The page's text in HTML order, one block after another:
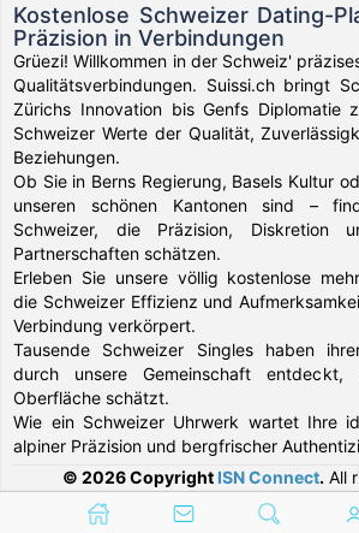
Kostenlose Schweizer Dating-
Präzision in Verbindungen
Grüezi! Willkommen in der Schweiz'
Qualitätsverbindungen. Suissi.ch bringt
Zürichs Innovation bis Genfs Diplomatie
Schweizer Werte der Qualität,
Beziehungen.
Ob Sie in Berns Regierung, Basels Kultur
unseren schönen Kantonen sind –
Schweizer, die Präzision, Diskretion
Partnerschaften schätzen.
Erleben Sie unsere völlig kostenlose
die Schweizer Effizienz und
Verbindung verkörpert.
Tausende Schweizer Singles haben
durch unsere Gemeinschaft
Oberfläche schätzt.
Wie ein Schweizer Uhrwerk wartet Ihre
alpiner Präzision und bergfrischer
© 2026 Copyright ISN Connect. All